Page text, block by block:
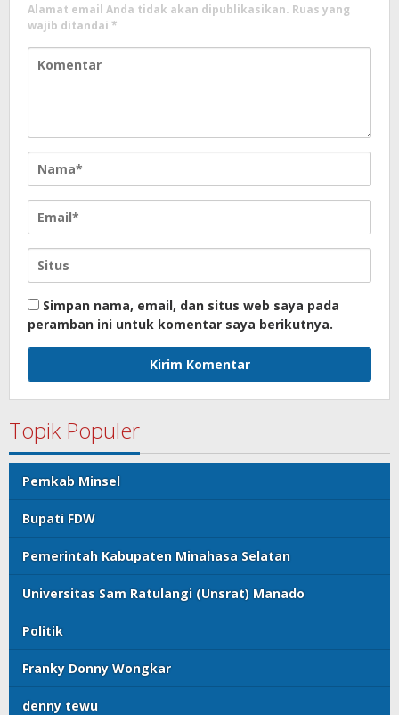
Alamat email Anda tidak akan dipublikasikan. Ruas yang
wajib ditandai *
Simpan nama, email, dan situs web saya pada
peramban ini untuk komentar saya berikutnya.
Topik Populer
Pemkab Minsel
Bupati FDW
Pemerintah Kabupaten Minahasa Selatan
Universitas Sam Ratulangi (Unsrat) Manado
Politik
Franky Donny Wongkar
denny tewu